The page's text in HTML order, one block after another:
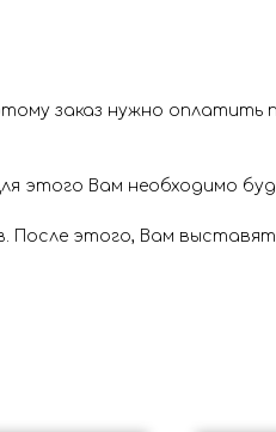
заказ нужно оплатить
этого Вам необходимо
После этого, Вам